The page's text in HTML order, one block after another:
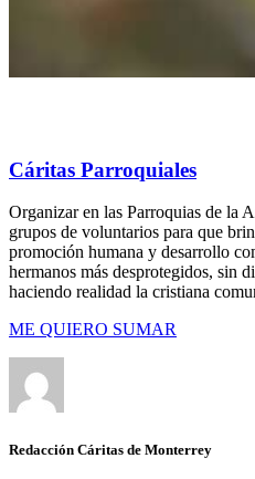
Cáritas Parroquiales
Organizar en las Parroquias de la
grupos de voluntarios para que
promoción humana y desarrollo
hermanos más desprotegidos, sin
haciendo realidad la cristiana
ME QUIERO SUMAR
Redacción Cáritas de Monterrey